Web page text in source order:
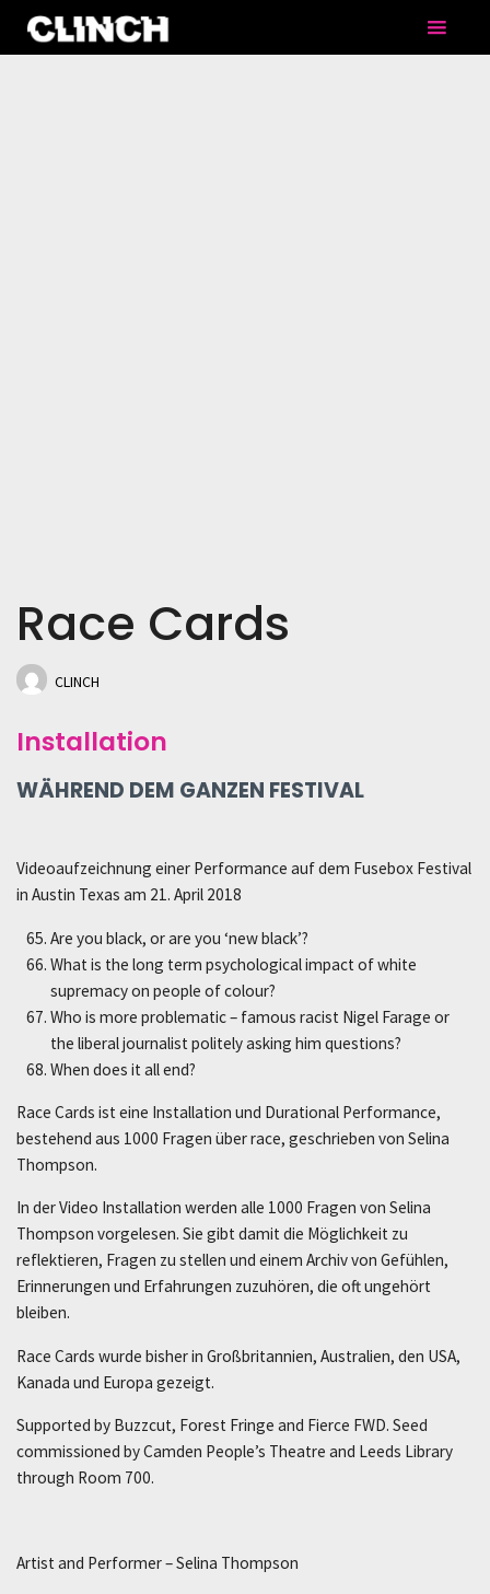
Race Cards
CLINCH
Installation
WÄHREND DEM GANZEN FESTIVAL
Videoaufzeichnung einer Performance auf dem Fusebox Festival
in Austin Texas am 21. April 2018
Are you black, or are you ‘new black’?
What is the long term psychological impact of white
supremacy on people of colour?
Who is more problematic – famous racist Nigel Farage or
the liberal journalist politely asking him questions?
When does it all end?
Race Cards ist eine Installation und Durational Performance,
bestehend aus 1000 Fragen über race, geschrieben von Selina
Thompson.
In der Video Installation werden alle 1000 Fragen von Selina
Thompson vorgelesen. Sie gibt damit die Möglichkeit zu
reflektieren, Fragen zu stellen und einem Archiv von Gefühlen,
Erinnerungen und Erfahrungen zuzuhören, die oft ungehört
bleiben.
Race Cards wurde bisher in Großbritannien, Australien, den USA,
Kanada und Europa gezeigt.
Supported by Buzzcut, Forest Fringe and Fierce FWD. Seed
commissioned by Camden People’s Theatre and Leeds Library
through Room 700.
Artist and Performer – Selina Thompson